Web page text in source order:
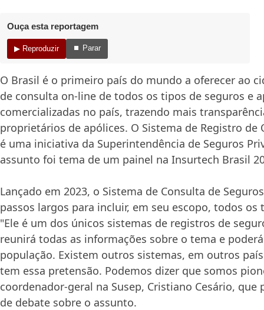
Ouça esta reportagem
▶ Reproduzir ⏹ Parar
O Brasil é o primeiro país do mundo a oferecer ao
de consulta on-line de todos os tipos de seguros e
comercializadas no país, trazendo mais
proprietários de apólices. O Sistema de Registro de
é uma iniciativa da Superintendência de Seguros
assunto foi tema de um painel na Insurtech Brasil
Lançado em 2023, o Sistema de Consulta de
passos largos para incluir, em seu escopo, todos os
"Ele é um dos únicos sistemas de registros de
reunirá todas as informações sobre o tema e
população. Existem outros sistemas, em outros
tem essa pretensão. Podemos dizer que somos
coordenador-geral na Susep, Cristiano Cesário, que
de debate sobre o assunto.